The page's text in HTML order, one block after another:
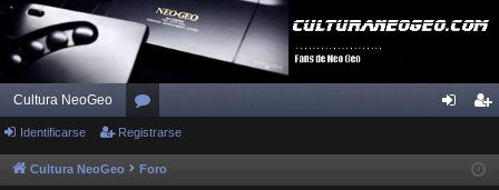
Cultura NeoGeo
or
os ist
Identificarse Registrarse
Cultura NeoGeo Foro